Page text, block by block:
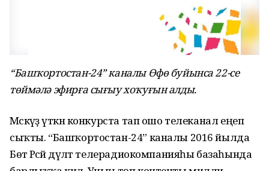
“Башҡортостан-24” каналы Өфө буйынса 22-се
төймәлә эфирға сығыу хоҡуғын алды.
Мәскәүҙә үткән конкурста тап ошо телеканал еңеп
сыҡты. “Башҡортостан-24” каналы 2016 йылда
Бөтә Рәсәй дәүләт телерадиокомпанияһы базаһында